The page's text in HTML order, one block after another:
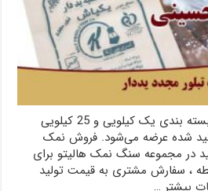
فروش نمک یددار خوراکی بسته بندی یک کیلویی و 25 کیلویی
شده عرضه می‌‌شود. فروش نمک
در مجموعه سنگ نمک هالیتو برای
، سفارش مشتری به قیمت تولید
بیشتر …